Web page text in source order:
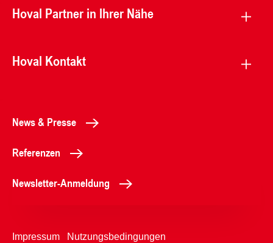
Hoval Partner in Ihrer Nähe
Hoval Kontakt
News & Presse
Referenzen
Newsletter-Anmeldung
Impressum Nutzungsbedingungen